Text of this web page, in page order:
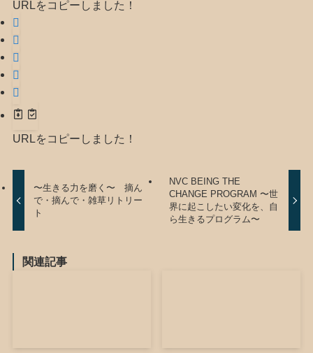
URLをコピーしました！
URLをコピーしました！
〜生きる力を磨く〜 摘ん
で・摘んで・雑草リトリー
ト
NVC BEING THE
CHANGE PROGRAM 〜世
界に起こしたい変化を、自
ら生きるプログラム〜
関連記事